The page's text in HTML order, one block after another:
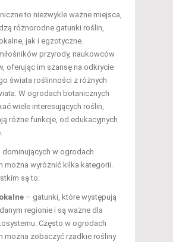
to niezwykle ważne miejsca,
różnorodne gatunki roślin,
jak i egzotyczne.
przyrody, naukowców
oferując im szansę na odkrycie
świata roślinności z różnych
W ogrodach botanicznych
wiele interesujących roślin,
różne funkcje, od edukacyjnych
dominujących w ogrodach
można wyróżnić kilka kategorii.
są to:
– gatunki, które występują
regionie i są ważne dla
Często w ogrodach
można zobaczyć rzadkie rośliny